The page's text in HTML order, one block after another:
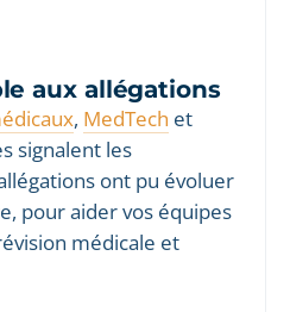
aux allégations
, MedTech et
signalent les
ont pu évoluer
pour aider vos équipes
médicale et